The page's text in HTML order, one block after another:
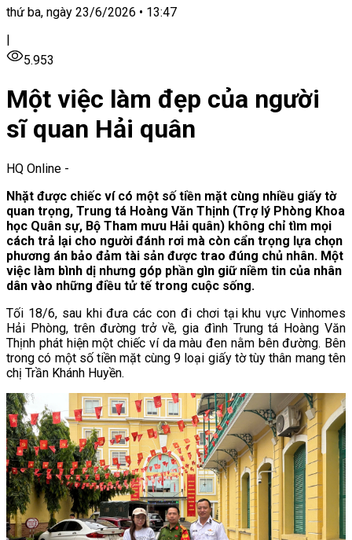
thứ ba, ngày 23/6/2026 • 13:47
|
5.953
Một việc làm đẹp của người
sĩ quan Hải quân
HQ Online -
Nhặt được chiếc ví có một số tiền mặt cùng nhiều giấy tờ
quan trọng, Trung tá Hoàng Văn Thịnh (Trợ lý Phòng Khoa
học Quân sự, Bộ Tham mưu Hải quân) không chỉ tìm mọi
cách trả lại cho người đánh rơi mà còn cẩn trọng lựa chọn
phương án bảo đảm tài sản được trao đúng chủ nhân. Một
việc làm bình dị nhưng góp phần gìn giữ niềm tin của nhân
dân vào những điều tử tế trong cuộc sống.
Tối 18/6, sau khi đưa các con đi chơi tại khu vực Vinhomes
Hải Phòng, trên đường trở về, gia đình Trung tá Hoàng Văn
Thịnh phát hiện một chiếc ví da màu đen nằm bên đường. Bên
trong có một số tiền mặt cùng 9 loại giấy tờ tùy thân mang tên
chị Trần Khánh Huyền.